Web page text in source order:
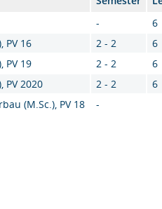
-
6
PV 16 2 - 2
6
PV 19 2 - 2
6
PV 2020 2 - 2
6
(M.Sc.), PV 18 -